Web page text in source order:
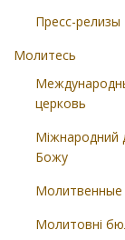
Пресс-релизы
Молитесь
церковь
Міжнародний
Божу
Молитовні